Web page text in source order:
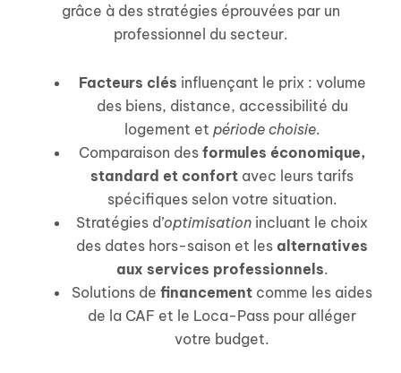
grâce à des stratégies éprouvées par un
professionnel du secteur.
Facteurs clés influençant le prix : volume
des biens, distance, accessibilité du
logement et période choisie.
Comparaison des formules économique,
standard et confort avec leurs tarifs
spécifiques selon votre situation.
Stratégies d’optimisation incluant le choix
des dates hors-saison et les alternatives
aux services professionnels.
Solutions de financement comme les aides
de la CAF et le Loca-Pass pour alléger
votre budget.